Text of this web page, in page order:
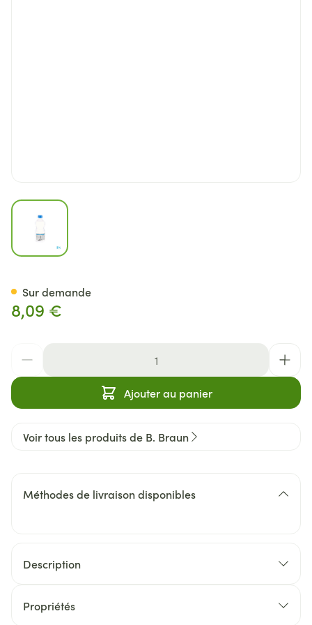
View larger image
8,09 €
Ajouter au panier
Sur demande
Voir tous les produits de B. Braun
Méthodes de livraison disponibles
Description
Propriétés